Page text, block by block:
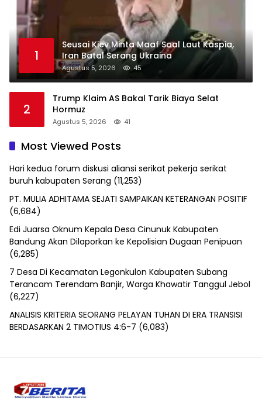
1
Seusai Kiev Minta Maaf Soal Laut Kaspia,
Iran Batal Serang Ukraina
Agustus 5, 2026 45
2
Trump Klaim AS Bakal Tarik Biaya Selat
Hormuz
Agustus 5, 2026 41
Most Viewed Posts
Hari kedua forum diskusi aliansi serikat pekerja serikat
buruh kabupaten Serang (11,253)
PT. MULIA ADHITAMA SEJATI SAMPAIKAN KETERANGAN POSITIF
(6,684)
Edi Juarsa Oknum Kepala Desa Cinunuk Kabupaten
Bandung Akan Dilaporkan ke Kepolisian Dugaan Penipuan
(6,285)
7 Desa Di Kecamatan Legonkulon Kabupaten Subang
Terancam Terendam Banjir, Warga Khawatir Tanggul Jebol
(6,227)
ANALISIS KRITERIA SEORANG PELAYAN TUHAN DI ERA TRANSISI
BERDASARKAN 2 TIMOTIUS 4:6-7 (6,083)